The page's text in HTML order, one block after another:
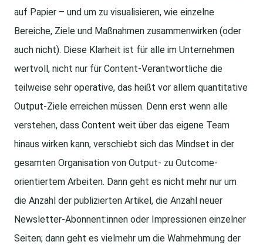
auf Papier – und um zu visualisieren, wie einzelne
Bereiche, Ziele und Maßnahmen zusammenwirken (oder
auch nicht). Diese Klarheit ist für alle im Unternehmen
wertvoll, nicht nur für Content-Verantwortliche die
teilweise sehr operative, das heißt vor allem quantitative
Output-Ziele erreichen müssen. Denn erst wenn alle
verstehen, dass Content weit über das eigene Team
hinaus wirken kann, verschiebt sich das Mindset in der
gesamten Organisation von Output- zu Outcome-
orientiertem Arbeiten. Dann geht es nicht mehr nur um
die Anzahl der publizierten Artikel, die Anzahl neuer
Newsletter-Abonnent:innen oder Impressionen einzelner
Seiten; dann geht es vielmehr um die Wahrnehmung der